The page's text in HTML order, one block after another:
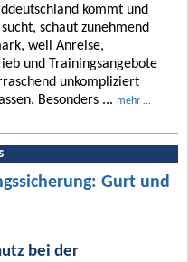
kommt und
schaut zunehmend
weil Anreise,
und Trainingsangebote
unkompliziert
Besonders ... mehr ...
Gurt und
bei der